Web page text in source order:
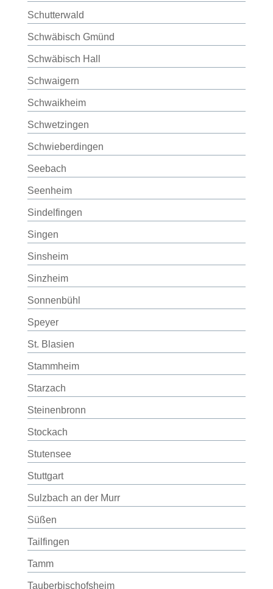
Schutterwald
Schwäbisch Gmünd
Schwäbisch Hall
Schwaigern
Schwaikheim
Schwetzingen
Schwieberdingen
Seebach
Seenheim
Sindelfingen
Singen
Sinsheim
Sinzheim
Sonnenbühl
Speyer
St. Blasien
Stammheim
Starzach
Steinenbronn
Stockach
Stutensee
Stuttgart
Sulzbach an der Murr
Süßen
Tailfingen
Tamm
Tauberbischofsheim